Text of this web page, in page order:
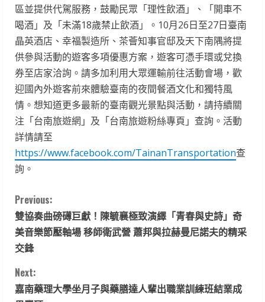
區並提供代駕服務，鼓勵民眾「理性飲酒」、「開車不
喝酒」及「未滿18歲禁止飲酒」。10月26日至27日臺南
晶英酒店、幸福製造所、茶薈知事官邸及天下南隅將提
供參與活動的遊客多項優惠方案，遊客可憑手環或兌換
券至店家洽詢。請多加利用大眾運輸前往活動會場，歡
迎國內外遊客前來體驗臺南的夜間餐酒文化和獨特風
情。想知道更多最新的臺南觀光景點與活動，請持續關
注「台南旅遊網」及「台南旅遊粉絲專頁」查詢。活動
詳情請至
https://www.facebook.com/TainanTransportation查
詢。
C
o
n
t
Previous:
雙協奏曲磅礡巨獻！陳毓襄極致演繹「青春與史詩」奇
美音樂節壓軸場 移師衛武營 蕭邦與拉赫曼尼諾夫的精采
交鋒
Next:
嘉南藥理大學坐月子與藥膳達人輩出職業訓練班結業成